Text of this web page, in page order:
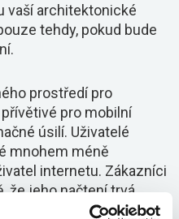
vaší architektonické
tehdy, pokud bude
prostředí pro
pro mobilní
úsilí. Uživatelé
mnohem méně
internetu. Zákazníci
že jeho načtení trvá
stránka načítá déle